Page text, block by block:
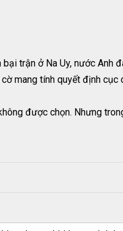
trận ở Na Uy, nước Anh
mang tính quyết định cục
được chọn. Nhưng